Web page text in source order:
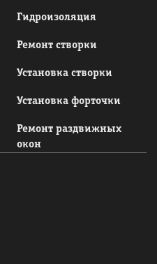
Гидроизоляция
Ремонт створки
Установка створки
Установка форточки
Ремонт раздвижных
окон